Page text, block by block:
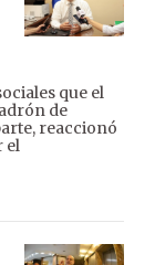
que el
de
reaccionó
el